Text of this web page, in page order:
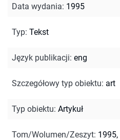
Data wydania: 1995
Typ: Tekst
Język publikacji: eng
Szczegółowy typ obiektu: art
Typ obiektu: Artykuł
Tom/Wolumen/Zeszyt: 1995,